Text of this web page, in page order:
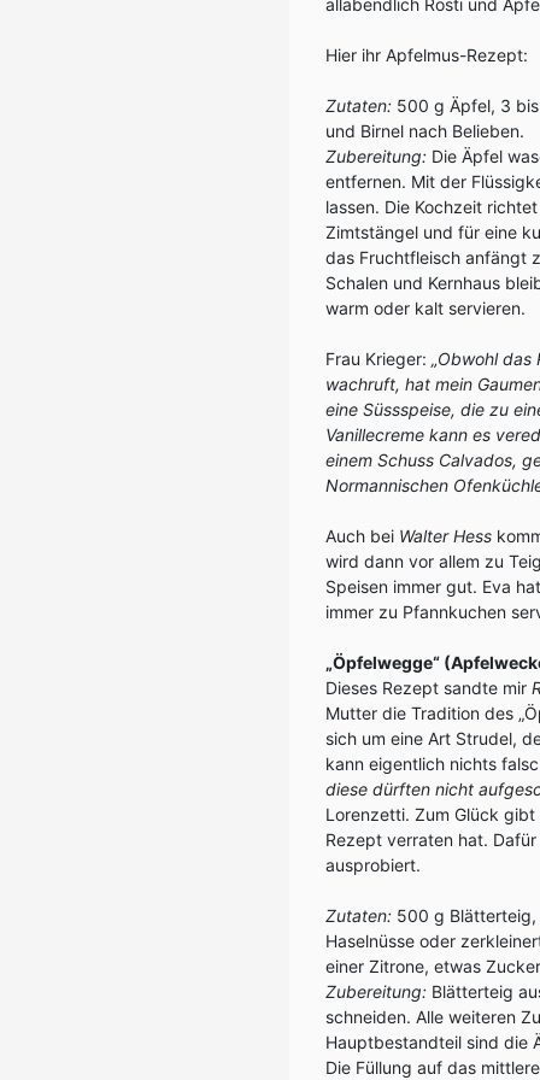
allabendlich Rösti und
Hier ihr Apfelmus-Rezept:
Zutaten: 500 g Äpfel, 3 bis
und Birnel nach Belieben.
Zubereitung: Die Äpfel
entfernen. Mit der
lassen. Die Kochzeit
Zimtstängel und für eine
das Fruchtfleisch anfängt
Schalen und Kernhaus
warm oder kalt servieren.
Frau Krieger: „Obwohl das
wachruft, hat mein
eine Süssspeise, die zu
Vanillecreme kann es
einem Schuss Calvados,
Normannischen
Auch bei Walter Hess
wird dann vor allem zu
Speisen immer gut. Eva
immer zu Pfannkuchen
„Öpfelwegge“
Dieses Rezept sandte mir
Mutter die Tradition des
sich um eine Art Strudel,
kann eigentlich nichts
diese dürften nicht
Lorenzetti. Zum Glück
Rezept verraten hat.
ausprobiert.
Zutaten: 500 g Blätterteig,
Haselnüsse oder
einer Zitrone, etwas
Zubereitung: Blätterteig
schneiden. Alle weiteren
Hauptbestandteil sind die
Die Füllung auf das